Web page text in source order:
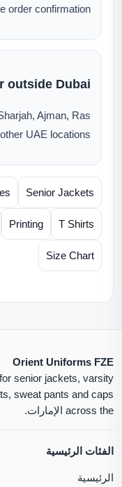
order confirmation.
Dubai?
Ajman, Ras
UAE locations.
Senior Jackets
T Shirts
Printing
Size Chart
Orient Uniforms FZE
senior jackets, varsity
sweat pants and caps
across the الإمارات.
الفئات الرئيسية
الرئيسية